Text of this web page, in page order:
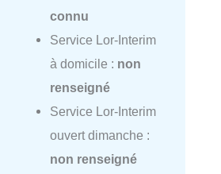
connu
Service Lor-Interim
à domicile : non
renseigné
Service Lor-Interim
ouvert dimanche :
non renseigné